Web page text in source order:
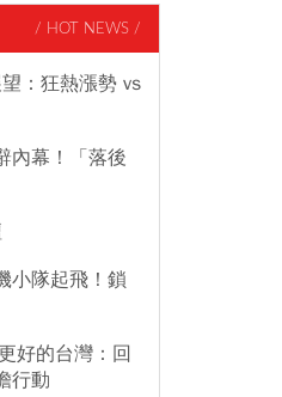
/ HOT NEWS /
：狂熱漲勢 vs
內幕！「落後
小隊起飛！鎖
好的台灣：回
行動